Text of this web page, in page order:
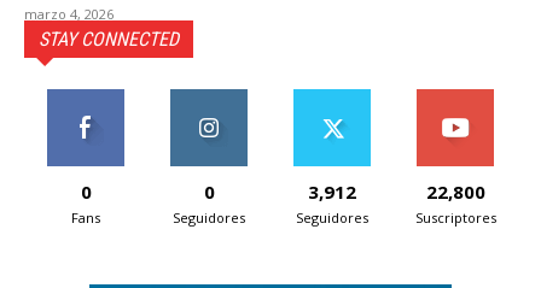
marzo 4, 2026
STAY CONNECTED
0
Fans
0
Seguidores
3,912
Seguidores
22,800
Suscriptores